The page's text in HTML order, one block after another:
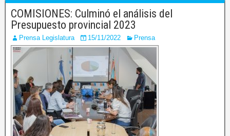
COMISIONES: Culminó el análisis del
Presupuesto provincial 2023
Prensa Legislatura 15/11/2022 Prensa